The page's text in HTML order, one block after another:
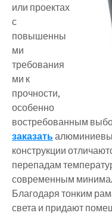
или проектах
с
повышенны
ми
требования
ми к
прочности,
особенно
востребованным
заказать
конструкции
перепадам
современным
Благодаря тонким
света и придают